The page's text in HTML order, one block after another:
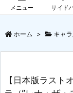
メニュー サイド
ホーム > キャ
【日本版ラス